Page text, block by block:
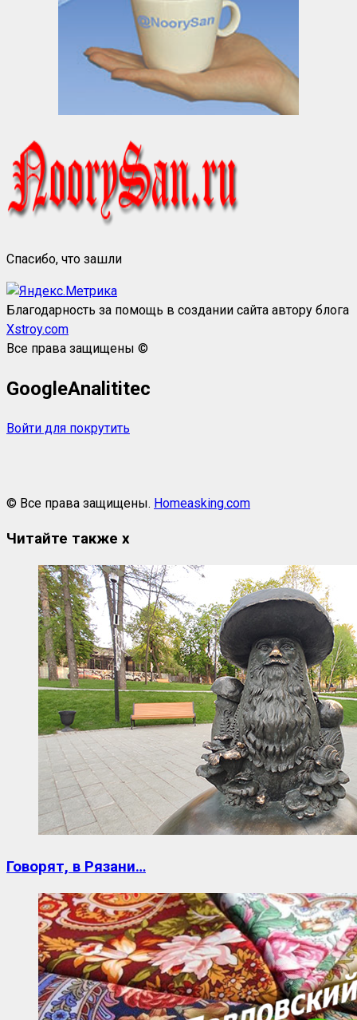
Спасибо, что зашли
Благодарность за помощь в создании сайта автору блога
Xstroy.com
Все права защищены ©
GoogleAnalititec
Войти для покрутить
© Все права защищены. Homeasking.com
Читайте также x
Говорят, в Рязани…